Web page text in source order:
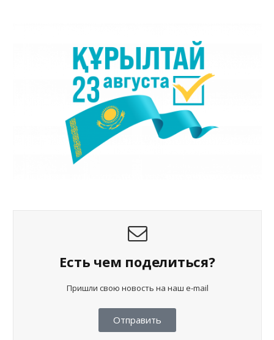
Есть чем поделиться?
Пришли свою новость на наш e-mail
Отправить